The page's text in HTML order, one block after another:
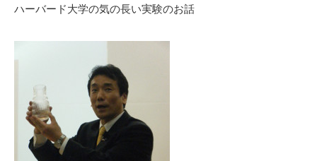
ハーバード大学の気の長い実験のお話